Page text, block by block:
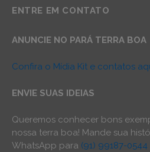
ENTRE EM CONTATO
ANUNCIE NO PARÁ TERRA BOA
Confira o Mídia Kit e contatos
ENVIE SUAS IDEIAS
Queremos conhecer bons
nossa terra boa! Mande sua
WhatsApp para (91) 99187-0544